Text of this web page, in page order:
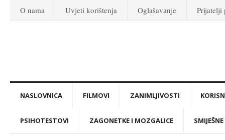
O nama Uvjeti korištenja Oglašavanje Prijatelji
NASLOVNICA FILMOVI ZANIMLJIVOSTI
PSIHOTESTOVI ZAGONETKE I MOZGALICE